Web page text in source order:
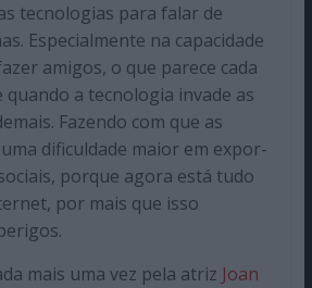
tecnologias para falar de
Especialmente na capacidade
amigos, o que parece cada
quando a tecnologia invade as
Fazendo com que as
dificuldade maior em expor-
porque agora está tudo
por mais que isso
mais uma vez pela atriz Joan